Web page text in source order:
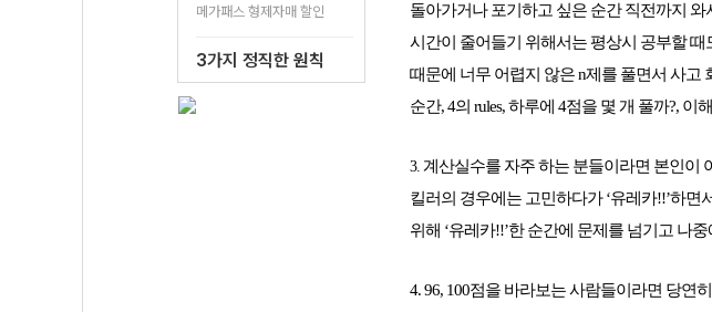
메가패스 형제자매 할인
3가지 정직한 원칙
돌아가거나 포기하고 싶은 순간 직전까지
시간이 줄어들기 위해서는 평상시 공부할 때
때문에 너무 어렵지 않은 n제를 풀면서 사고
순간, 4의 rules, 하루에 4점을 몇 개 풀까?,
3. 계산실수를 자주 하는 분들이라면 본인이
킬러의 경우에는 고민하다가 ‘유레카!!’하
위해 ‘유레카!!’한 순간에 문제를 넘기고 나
4. 96, 100점을 바라보는 사람들이라면 당연